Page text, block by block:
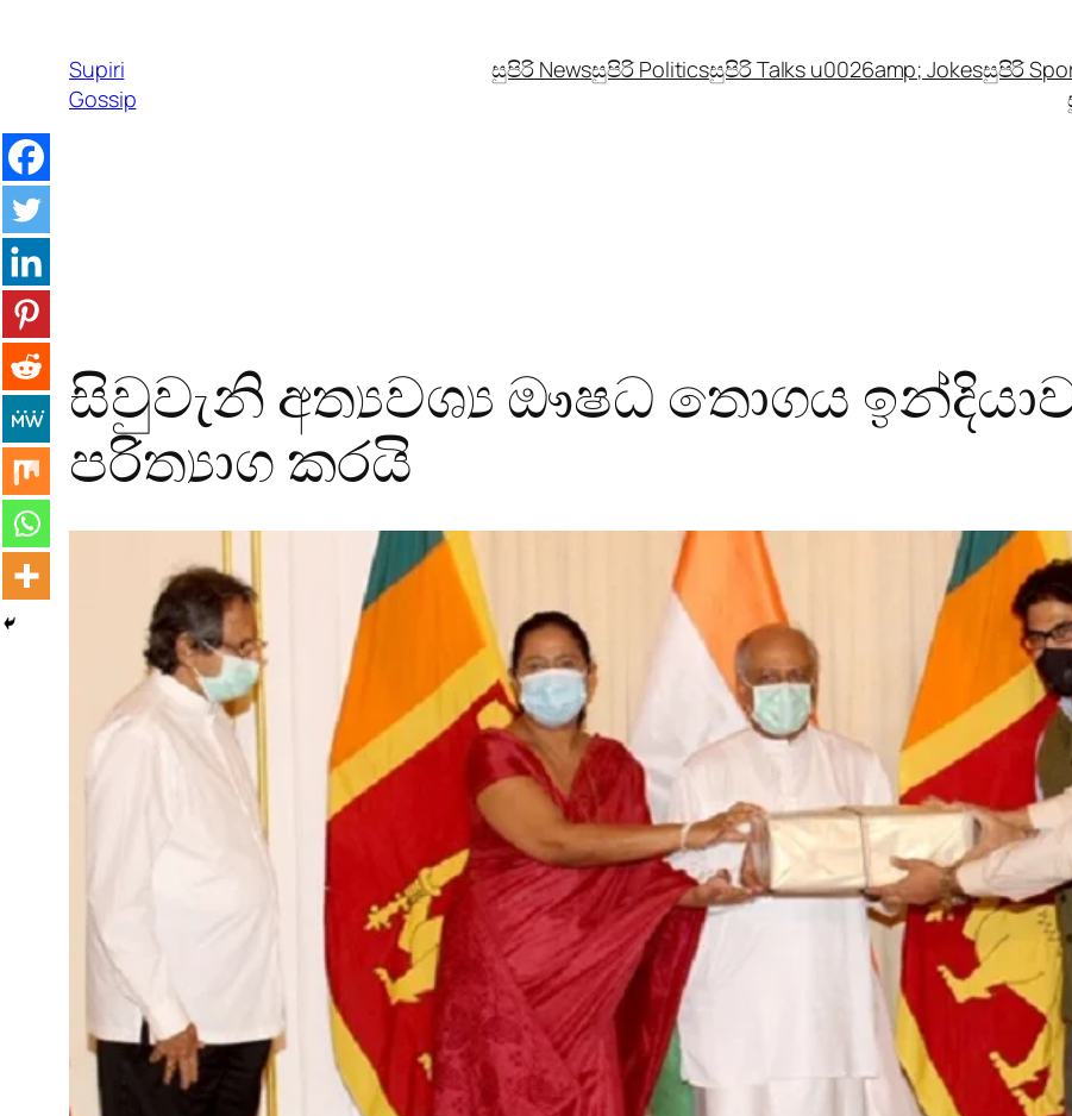
contentSupiri
Gossip
සුපිරි Newsසුපිරි Politicsසුපිරි Talks u0026amp; Jokesසුපිරි
සිවුවැනි අත්‍යවශ්‍ය ඖෂධ තොගය ඉන්දියාව
පරිත්‍යාග කරයි